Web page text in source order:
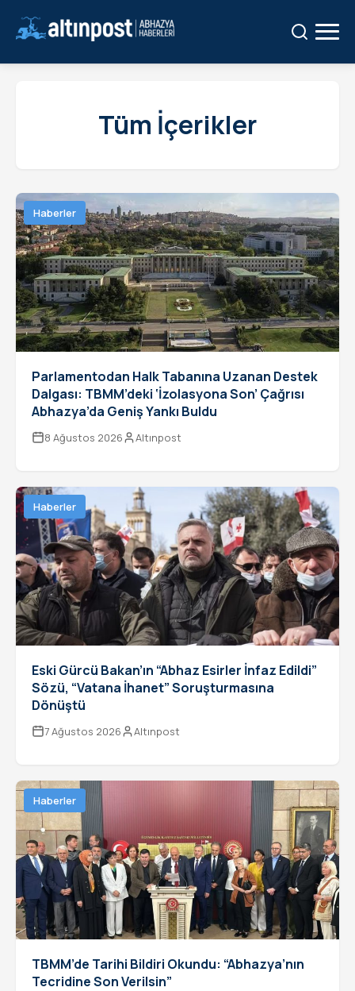
Tüm İçerikler
Haberler
Parlamentodan Halk Tabanına Uzanan Destek
Dalgası: TBMM’deki ‘İzolasyona Son’ Çağrısı
Abhazya’da Geniş Yankı Buldu
8 Ağustos 2026 Altınpost
Haberler
Eski Gürcü Bakan’ın “Abhaz Esirler İnfaz Edildi”
Sözü, “Vatana İhanet” Soruşturmasına
Dönüştü
7 Ağustos 2026 Altınpost
Haberler
TBMM’de Tarihi Bildiri Okundu: “Abhazya’nın
Tecridine Son Verilsin”